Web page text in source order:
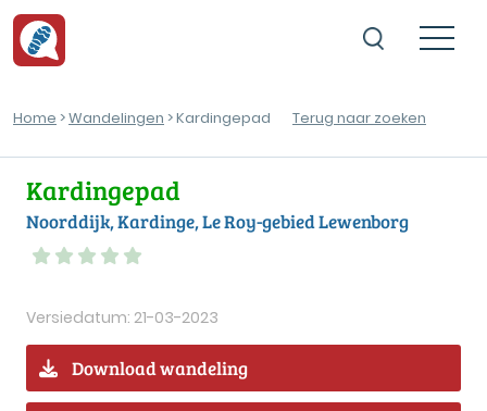
Home >Wandelingen > Kardingepad Terug naar zoeken
Kardingepad
Noorddijk, Kardinge, Le Roy-gebied Lewenborg
Versiedatum: 21-03-2023
Download wandeling